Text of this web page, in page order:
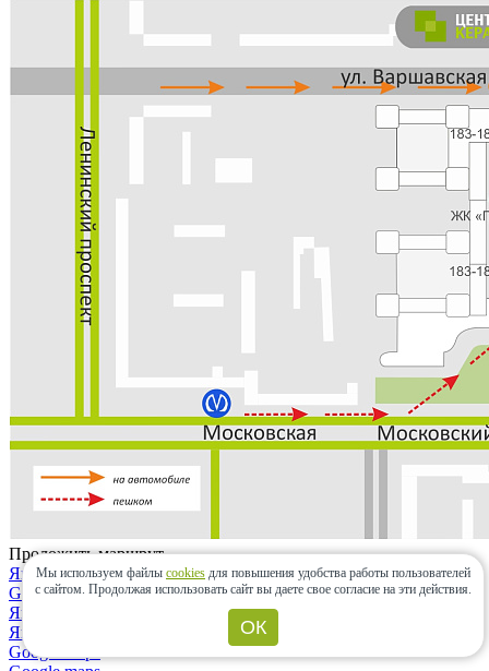
Проложить маршрут
Яндекс.карты
Google maps
Яндекс.карты
Яндекс.навигатор
Google maps
Мы используем файлы cookies для повышения удобства работы пользователей
с сайтом. Продолжая использовать сайт вы даете свое согласие на эти действия.
ОК